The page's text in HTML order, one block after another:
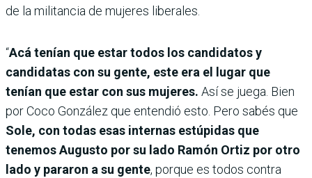
de la militancia de mujeres liberales.
“Acá tenían que estar todos los candidatos y
candidatas con su gente, este era el lugar que
tenían que estar con sus mujeres. Así se juega. Bien
por Coco González que entendió esto. Pero sabés que
Sole, con todas esas internas estúpidas que
tenemos Augusto por su lado Ramón Ortiz por otro
lado y pararon a su gente, porque es todos contra